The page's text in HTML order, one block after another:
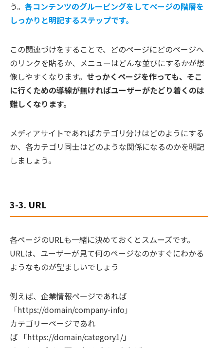
う。 各コンテンツのグルーピングをしてページの階層を
しっかりと明記するステップです。
この関連づけをすることで、どのページにどのページへ
のリンクを貼るか、メニューはどんな並びにするかが想
像しやすくなります。 せっかくページを作っても、そこ
に行くための導線が無ければユーザーがたどり着くのは
難しくなります。
メディアサイトであればカテゴリ分けはどのようにする
か、各カテゴリ同士はどのような関係になるのかを明記
しましょう。
3-3. URL
各ページのURLも一緒に決めておくとスムーズです。
URLは、ユーザーが見て何のページなのかすぐにわかる
ようなものが望ましいでしょう
例えば、企業情報ページであれば
「https://domain/company-info」
カテゴリーページであれ
ば 「https://domain/category1/」